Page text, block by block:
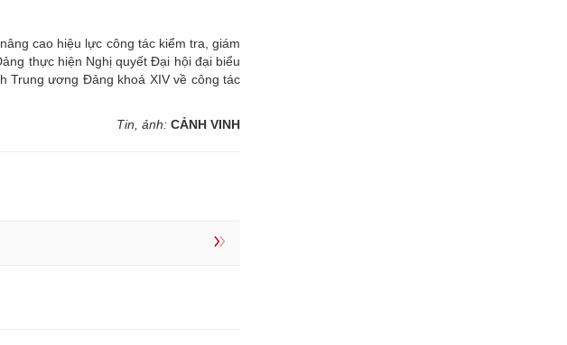
cao hiệu lực công tác kiểm tra, giám
thực hiện Nghị quyết Đại hội đại biểu
Trung ương Đảng khoá XIV về công tác
Tin, ảnh: CẢNH VINH